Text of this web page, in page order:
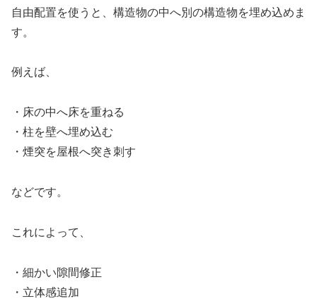
自由配置を使うと、構造物の中へ別の構造物を埋め込めま
す。
例えば、
・床の中へ床を重ねる
・柱を壁へ埋め込む
・煙突を屋根へ突き刺す
などです。
これによって、
・細かい隙間修正
・立体感追加